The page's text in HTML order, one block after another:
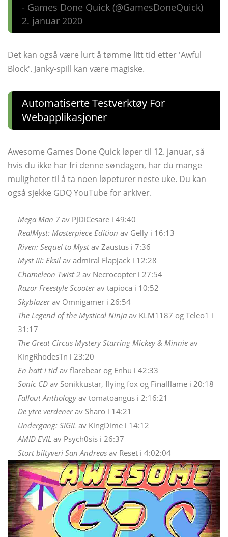
- Games Done Quick (@GamesDoneQuick)
2. januar 2020
Det kan også være lurt å tømme litt tid etter 'Awful
Block'. Janky-spill kan være magiske.
Automatiserte Testverktøy For
Webapplikasjoner
Awesome Games Done Quick løper til 12. januar, så
hvis du ikke har fri denne søndagen, har du mange
muligheter til å ta noen løpeturer neste uke. Du kan
også sjekke GDQ YouTube for arkiver.
Mega Man 7av PJDiCesare i 49:40
RealMyst: Masterpiece Edition av Gelly i 16:13
Riven: Sequel to Mystav Zaustus i 7:36
Myst III: Eksil av admiral Flapjack i 12:28
Chameleon Twist 2 av Necrocopter i 27:54
Razor Freestyle Scooterav tapioca i 10:52
Skyblazerav Omnigamer i 26:54
The Legend of the Mystical Ninja av KLM1187 og Teleo1 i
31:17
The Great Circus Mystery Starring Mickey & Minnie av
KingRhodesTn i 23:20
En hatt i tid av flarebear og Enhu i 42:33
Sonic CD av Sonikkustar, flying fox og Finalflame i 20:18
Fallout Anthologyav tomatoangus i 2:16:21
De ytre verdenerav Sharo i 14:21
Undergang: SIGIL av KingDime i 14:12
AMID EVIL av Psych0sis i 26:37
Stort biltyveri San Andreas av Reset i 4:02:04